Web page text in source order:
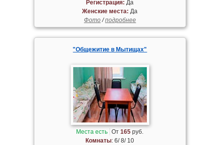
Регистрация: Да
Женские места: Да
Фото/подробнее
"Общежитие в Мытищах"
Места есть От165 руб.
Комнаты: 6/ 8/ 10